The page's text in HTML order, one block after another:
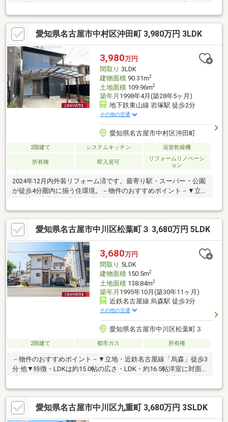
◎！〇1階部分はLDK20.2帖＋和室4.5帖！2階にはスタディースペ
ース有！○全面道路セットバック済み！現況の全面道路幅員約
4.7mの為、車の乗り降りも楽々！○パントリー・洗面収納付きで
収納充実！○ 近畿日本鉄道「烏森」駅徒歩約11分！駅までのアク
セスも良好です！○常磐小学校・長良中学校エリア！落ち着いた
エリアでお子様にも安心の環境。○ご内覧希望の際は、お気軽に
ナカジツまでお問い合わせください！
愛知県名古屋市中村区沖田町 3,980万円 3LDK
3,980万円
間取り 3LDK
建物面積90.31m2
土地面積109.96m2
築年月 1998年4月(築28年5ヶ月)
地下鉄東山線 岩塚駅 徒歩2分
その他の交通
愛知県名古屋市中村区沖田町
2階建て システムキッチン 浴室乾燥機
所有権 即入居可
リフォームリノベーシ
ョン
2024年12月内外装リフォーム済です。最寄り駅・スーパー・公園
が徒歩4分圏内に揃う住環境。－物件のおすすめポイント－▼立
キ・お庭有・LDKと隣接する洋室は一体利用も可能・2階各洋室に
面するバルコニー・浴室換気乾燥機付・駐車2台可能(車種によ
る)・即お引渡し可能(残金精算後)▼2024年12月内外装リフォーム
済【交換】全室壁クロス、トイレ、洗面台 等【その他】全室フロ
ーリング貼替、外壁塗装▼周辺環境・アオキスーパー烏森店 徒歩
3分(約230m)・沖田公園 徒歩4分(約250m)
愛知県名古屋市中川区松葉町３ 3,680万円 5LDK
3,680万円
間取り 5LDK
建物面積150.5m2
土地面積138.84m2
築年月 1995年10月(築30年11ヶ月)
近鉄名古屋線 烏森駅 徒歩3分
その他の交通
愛知県名古屋市中川区松葉町３
2階建て 都市ガス 所有権
－物件のおすすめポイント－▼立地・近鉄名古屋線「烏森」徒歩3
分 他▼特徴・LDKは約15.0帖の広さ・LDK・約16.5帖洋室に対面
室・各和室は2面採光・洋室2室・各和室・階段下に収納有・南
東・南西の2面にバルコニー有・カースペース1台分有(車種によ
る)▼周辺環境・蓮池公園 徒歩4分(約310m)・常磐小学校 徒歩4分
(約320m)・セブンイレブン名古屋松葉町1丁目店 徒歩2分(約
愛知県名古屋市中川区九重町 3,680万円 3SLDK